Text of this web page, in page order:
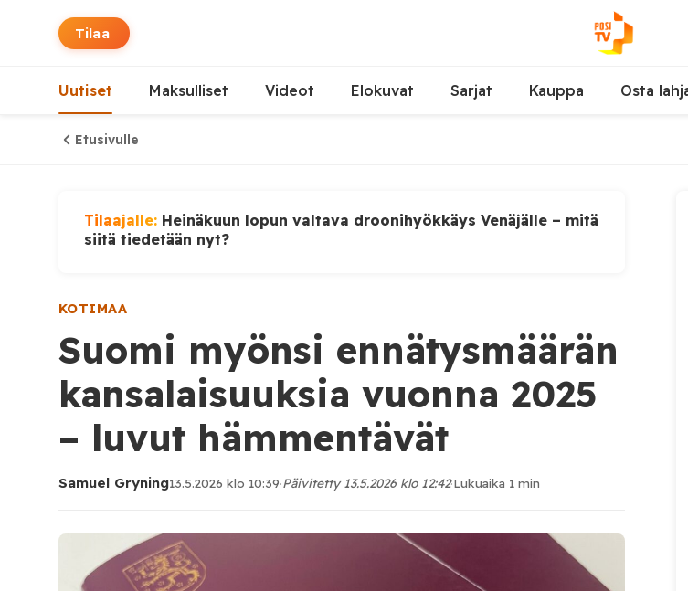
Tilaa
Uutiset Maksulliset Videot Elokuvat Sarjat Kauppa Osta
Etusivulle
Tilaajalle: Heinäkuun lopun valtava droonihyökkäys Venäjälle – mitä
siitä tiedetään nyt?
KOTIMAA
Suomi myönsi ennätysmäärän
kansalaisuuksia vuonna 2025
– luvut hämmentävät
Samuel Gryning13.5.2026 klo 10:39·Päivitetty 13.5.2026 klo 12:42·Lukuaika 1 min